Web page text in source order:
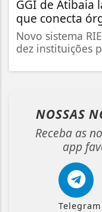
GGI de Atibaia
que conecta
Novo sistema
dez instituições
NOSSAS
Receba as
app
Telegram